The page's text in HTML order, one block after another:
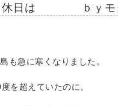
休日は ｂｙモ
も急に寒くなりました。
を超えていたのに。